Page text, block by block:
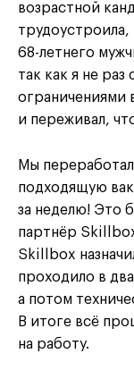
возрастной
трудоустроила,
68-летнего
так как я не раз
ограничениями
и переживал,
Мы
подходящую
за неделю! Это
партнёр
Skillbox
проходило в два
а потом
В итоге всё
на работу.